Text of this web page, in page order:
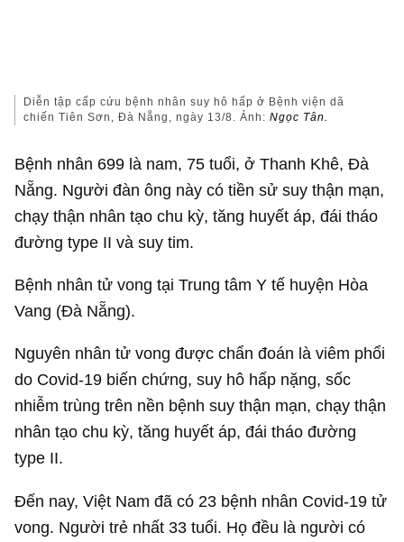
Diễn tập cấp cứu bệnh nhân suy hô hấp ở Bệnh viện dã
chiến Tiên Sơn, Đà Nẵng, ngày 13/8. Ảnh:Ngọc Tân.
Bệnh nhân 699 là nam, 75 tuổi, ở Thanh Khê, Đà
Nẵng. Người đàn ông này có tiền sử suy thận mạn,
chạy thận nhân tạo chu kỳ, tăng huyết áp, đái tháo
đường type II và suy tim.
Bệnh nhân tử vong tại Trung tâm Y tế huyện Hòa
Vang (Đà Nẵng).
Nguyên nhân tử vong được chẩn đoán là viêm phổi
do Covid-19 biến chứng, suy hô hấp nặng, sốc
nhiễm trùng trên nền bệnh suy thận mạn, chạy thận
nhân tạo chu kỳ, tăng huyết áp, đái tháo đường
type II.
Đến nay, Việt Nam đã có 23 bệnh nhân Covid-19 tử
vong. Người trẻ nhất 33 tuổi. Họ đều là người có